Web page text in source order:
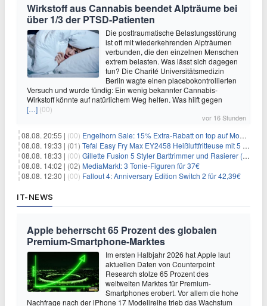
Wirkstoff aus Cannabis beendet Alpträume bei
über 1/3 der PTSD-Patienten
Die posttraumatische Belastungsstörung
ist oft mit wiederkehrenden Alpträumen
verbunden, die den einzelnen Menschen
extrem belasten. Was lässt sich dagegen
tun? Die Charité Universitätsmedizin
Berlin wagte einen placebokontrollierten
Versuch und wurde fündig: Ein wenig bekannter Cannabis-
Wirkstoff könnte auf natürlichem Weg helfen. Was hilft gegen
[…] (00)
vor 16 Stunden
08.08. 20:55 | (00) Engelhorn Sale: 15% Extra-Rabatt on top auf Mode- und Sport-Artikel
08.08. 19:33 | (01) Tefal Easy Fry Max EY2458 Heißluftfritteuse mit 5 Litern für 64,99€
08.08. 18:33 | (00) Gillette Fusion 5 Styler Barttrimmer und Rasierer (All in One) für 16€
08.08. 14:02 | (02) MediaMarkt: 3 Tonie-Figuren für 37€
08.08. 12:30 | (00) Fallout 4: Anniversary Edition Switch 2 für 42,39€
IT-NEWS
Apple beherrscht 65 Prozent des globalen
Premium-Smartphone-Marktes
Im ersten Halbjahr 2026 hat Apple laut
aktuellen Daten von Counterpoint
Research stolze 65 Prozent des
weltweiten Marktes für Premium-
Smartphones erobert. Vor allem die hohe
Nachfrage nach der iPhone 17 Modellreihe trieb das Wachstum